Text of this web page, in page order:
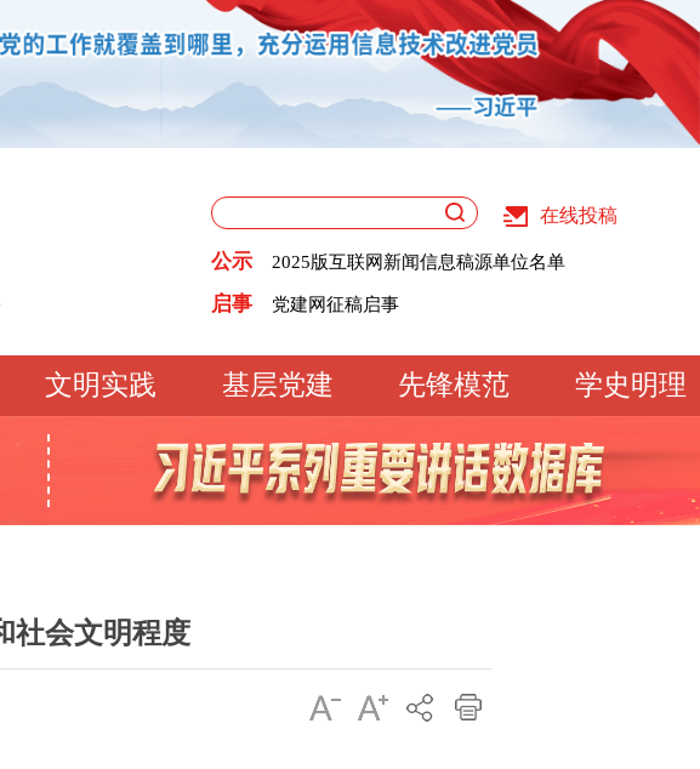
在线投稿
公示
关于版权和用稿问题的声明
2025版互联网新闻信息稿源单位名单
关于版权和用稿问题的声明
启事
《党建》杂志征稿启事
党建网征稿启事
文明实践 基层党建 先锋模范
学史明理
论坛 工作动态 经验交流 文明实践
常读 文化大观 专题库
社会文明程度